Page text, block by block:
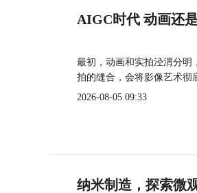
AIGC时代 动画还
最初，动画和实拍泾渭分明
拍的缝合，会将影像艺术彻
2026-08-05 09:33
纳米制造，探索微